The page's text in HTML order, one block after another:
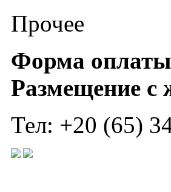
Прочее
Форма оплаты
Размещение
Тел: +20 (65)